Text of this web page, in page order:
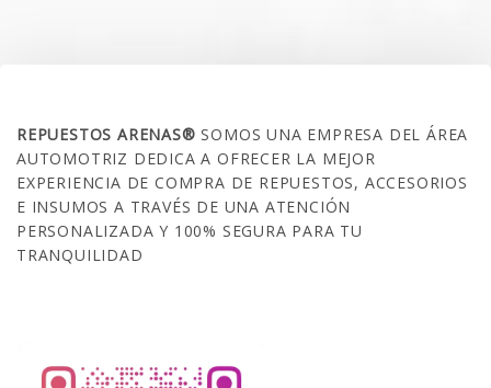
REPUESTOS ARENAS®SOMOS UNA EMPRESA DEL ÁREA
AUTOMOTRIZ DEDICA A OFRECER LA MEJOR
EXPERIENCIA DE COMPRA DE REPUESTOS, ACCESORIOS
E INSUMOS A TRAVÉS DE UNA ATENCIÓN
PERSONALIZADA Y 100% SEGURA PARA TU
TRANQUILIDAD